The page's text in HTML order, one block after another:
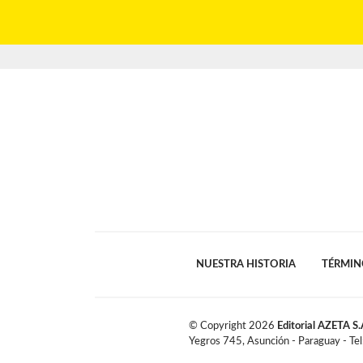
NUESTRA HISTORIA
© Copyright 2026 Editorial AZETA
Yegros 745, Asunción - Paraguay -